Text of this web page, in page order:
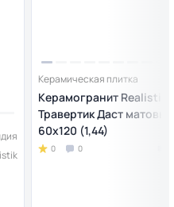
Керамическая плитка
Керамогранит Realistik
Травертик Даст матовый
60x120 (1,44)
0 0